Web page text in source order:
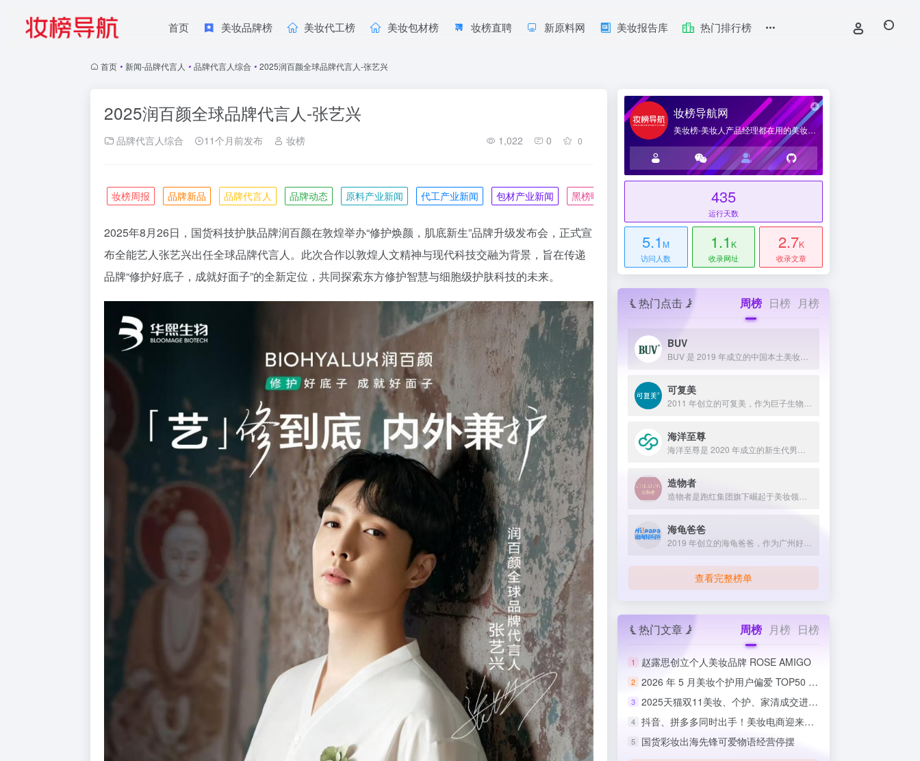
首页 美妆品牌榜 美妆代工榜 美妆包材榜 妆榜直聘 新原料网 美妆报告库 热门排行榜
首页 • 新闻-品牌代言人 • 品牌代言人综合 • 2025润百颜全球品牌代言人-张艺兴
2025润百颜全球品牌代言人-张艺兴
品牌代言人综合 11个月前发布 妆榜 1,022 0 0
妆榜周报 品牌新品 品牌代言人 品牌动态 原料产业新闻 代工产业新闻 包材产业新闻 黑榜曝光台
2025年8月26日，国货科技护肤品牌润百颜在敦煌举办“修护焕颜，肌底新生”品牌升级发布会，正式宣
布全能艺人张艺兴出任全球品牌代言人。此次合作以敦煌人文精神与现代科技交融为背景，旨在传递
品牌“修护好底子，成就好面子”的全新定位，共同探索东方修护智慧与细胞级护肤科技的未来。
妆榜导航网
美妆榜-美妆人产品经理都在用的美妆产业导航网站
435
运行天数
5.1 M
访问人数
1.1 K
收录网址
2.7K
收录文章
热门点击 周榜 日榜 月榜
BUV
可复美
海洋至尊
造物者
海龟爸爸
查看完整榜单
热门文章 周榜 月榜 日榜
1 赵露思创立个人美妆品牌 ROSE AMIGO
2 2026 年 5 月美妆个护用户偏爱 TOP50 榜单出炉
3 2025天猫双11美妆、个护、家清成交进度排行榜
4 抖音、拼多多同时出手！美妆电商迎来史上最严整治
5 国货彩妆出海先锋可爱物语经营停摆